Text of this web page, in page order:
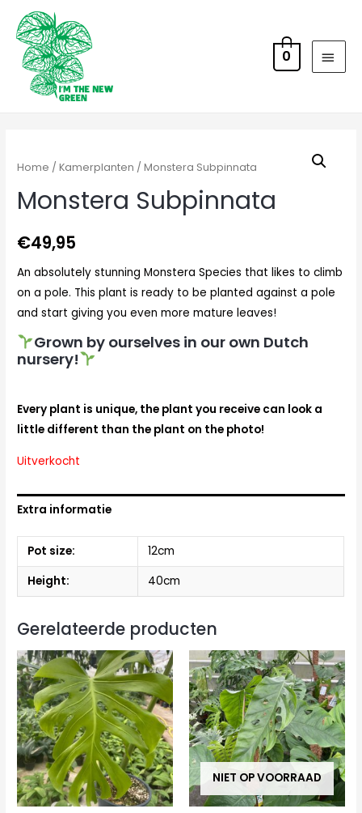
0
Home /Kamerplanten / Monstera Subpinnata
Monstera Subpinnata
€49,95
An absolutely stunning Monstera Species that likes to climb
on a pole. This plant is ready to be planted against a pole
and start giving you even more mature leaves!
Grown by ourselves in our own Dutch
nursery!
Every plant is unique, the plant you receive can look a
little different than the plant on the photo!
Uitverkocht
Extra informatie
Pot size:
12cm
Height:
40cm
Gerelateerde producten
NIET OP VOORRAAD